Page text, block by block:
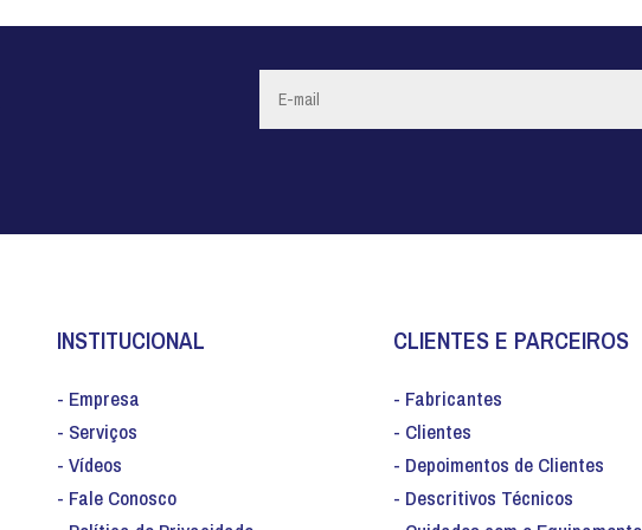
INSTITUCIONAL
- Empresa
- Serviços
- Vídeos
- Fale Conosco
CLIENTES E PARCEIROS
- Fabricantes
- Clientes
- Depoimentos de Clientes
- Descritivos Técnicos